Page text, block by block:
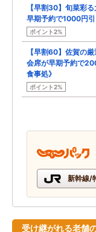
【早割30】旬菜彩
早期予約で1000円
ポイント2%
【早割60】佐賀の
会席が早期予約で
食事処》
ポイント2%
新幹線/
受け継がれる老舗